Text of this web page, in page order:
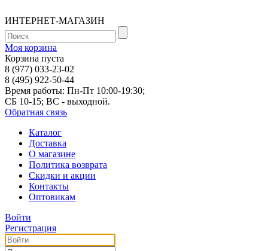
ИНТЕРНЕТ-МАГАЗИН
Моя корзина
Корзина пуста
8 (977) 033-23-02
8 (495) 922-50-44
Время работы: Пн-Пт 10:00-19:30;
СБ 10-15; ВС - выходной.
Обратная связь
Каталог
Доставка
О магазине
Политика возврата
Скидки и акции
Контакты
Оптовикам
Войти
Регистрация